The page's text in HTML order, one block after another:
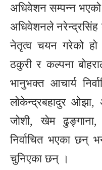
अधिवेशन सम्पन्न
अधिवेशनले नरेन्द्रसिंह
नेतृत्व चयन गरेको हो
ठकुरी र कल्पना
भानुभक्त आचार्य
लोकेन्द्रबहादुर ओझा,
जोशी, खेम
निर्वाचित भएका छन्
चुनिएका छन् ।